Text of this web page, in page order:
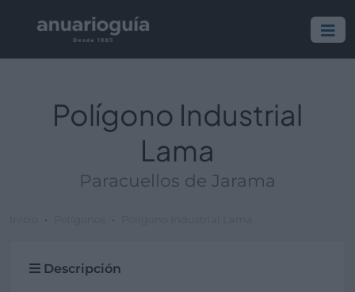
Polígono Industrial
Lama
Paracuellos de Jarama
Descripción